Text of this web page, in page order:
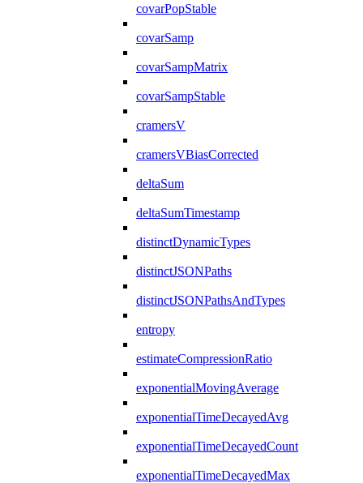
covarPopStable
covarSamp
covarSampMatrix
covarSampStable
cramersV
cramersVBiasCorrected
deltaSum
deltaSumTimestamp
distinctDynamicTypes
distinctJSONPaths
distinctJSONPathsAndTypes
entropy
estimateCompressionRatio
exponentialMovingAverage
exponentialTimeDecayedAvg
exponentialTimeDecayedCount
exponentialTimeDecayedMax